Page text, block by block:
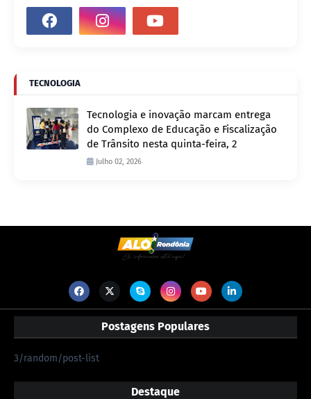
TECNOLOGIA
Tecnologia e inovação marcam entrega
do Complexo de Educação e Fiscalização
de Trânsito nesta quinta-feira, 2
Julho 02, 2026
Postagens Populares
3/random/post-list
Destaque